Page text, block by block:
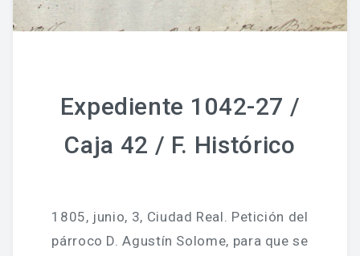
Expediente 1042-27 /
Caja 42 / F. Histórico
1805, junio, 3, Ciudad Real. Petición del
párroco D. Agustín Solome, para que se